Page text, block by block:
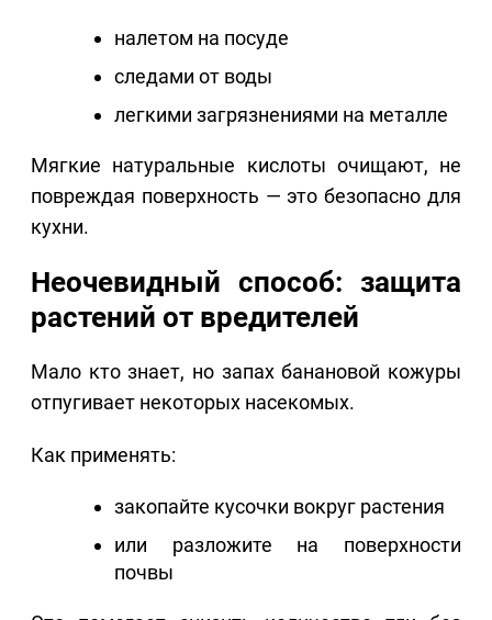
налетом на посуде
следами от воды
легкими загрязнениями на металле
Мягкие натуральные кислоты очищают, не
повреждая поверхность — это безопасно для
кухни.
Неочевидный способ: защита
растений от вредителей
Мало кто знает, но запах банановой кожуры
отпугивает некоторых насекомых.
Как применять:
закопайте кусочки вокруг растения
или разложите на поверхности
почвы